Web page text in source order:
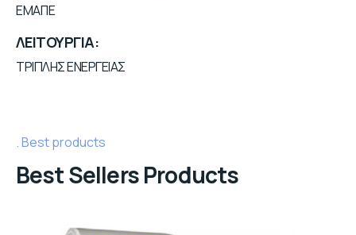
ΕΜΑΓΙΕ
ΛΕΙΤΟΥΡΓΙΑ
ΤΡΙΠΛΗΣ ΕΝΕΡΓΕΙΑΣ
Best products
Best Sellers Products